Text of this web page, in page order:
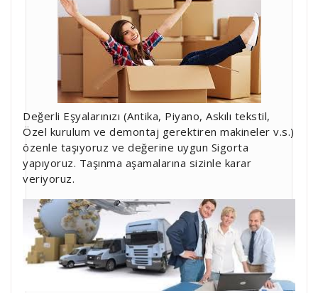
Değerli Eşyalarınızı (Antika, Piyano, Askılı tekstil,
Özel kurulum ve demontaj gerektiren makineler v.s.)
özenle taşıyoruz ve değerine uygun Sigorta
yapıyoruz. Taşınma aşamalarına sizinle karar
veriyoruz.